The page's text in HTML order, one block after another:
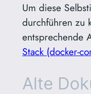
Um diese
durchführen zu
entsprechende
Stack (docker-
Alte